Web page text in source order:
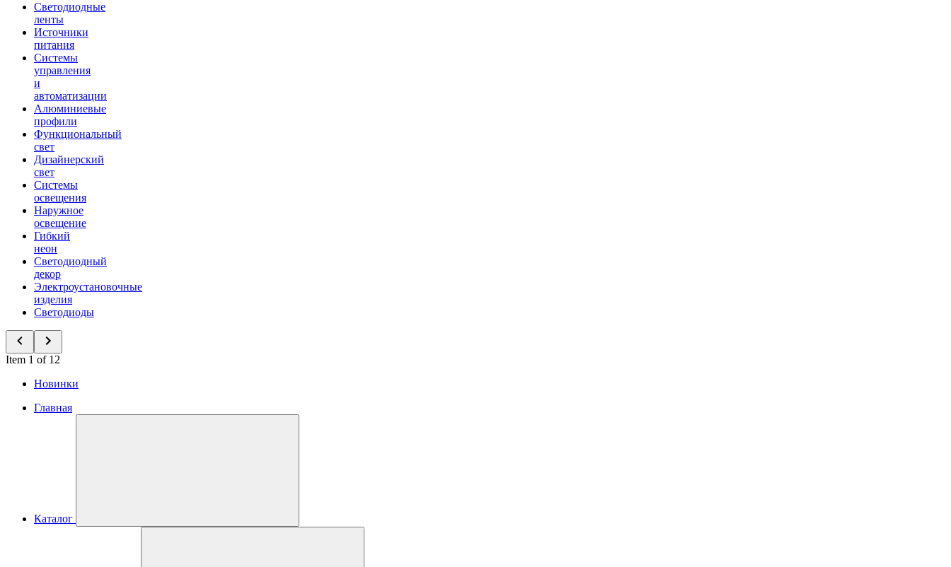
Светодиодные
ленты
Источники
питания
Системы
управления
и
автоматизации
Алюминиевые
профили
Функциональный
свет
Дизайнерский
свет
Системы
освещения
Наружное
освещение
Гибкий
неон
Светодиодный
декор
Электроустановочные
изделия
Светодиоды
Item 1 of 12
Новинки
Главная
Каталог